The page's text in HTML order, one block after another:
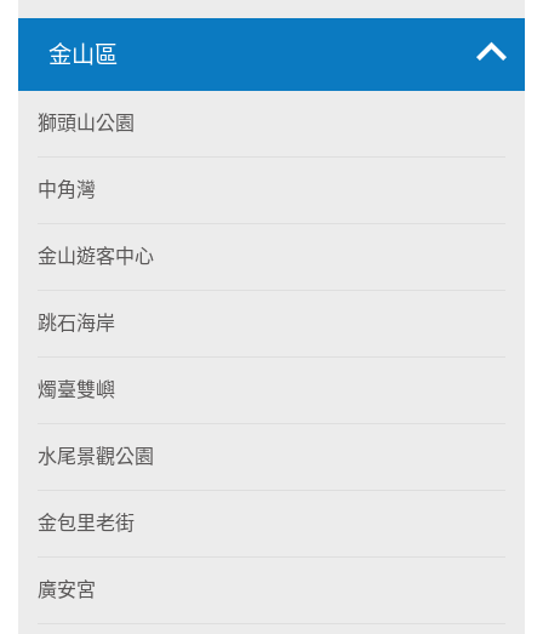
金山區
獅頭山公園
中角灣
金山遊客中心
跳石海岸
燭臺雙嶼
水尾景觀公園
金包里老街
廣安宮